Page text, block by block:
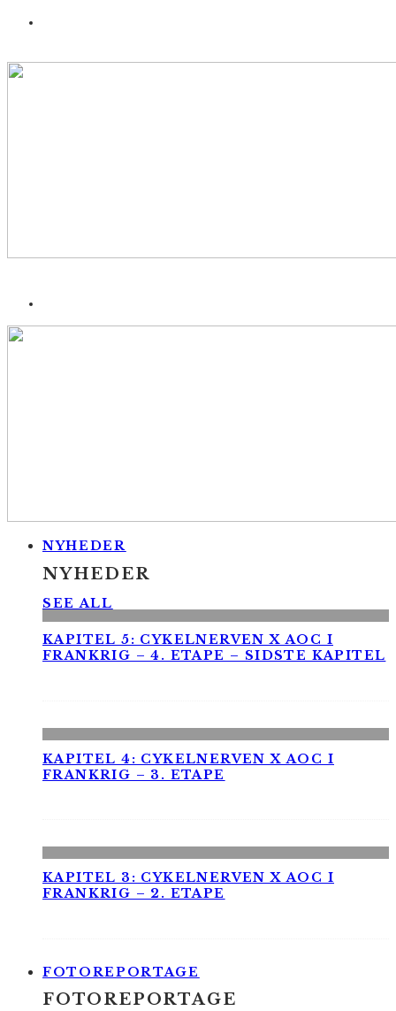
NYHEDER
NYHEDER
SEE ALL
KAPITEL 5: CYKELNERVEN X AOC I
FRANKRIG – 4. ETAPE – SIDSTE KAPITEL
KAPITEL 4: CYKELNERVEN X AOC I
FRANKRIG – 3. ETAPE
KAPITEL 3: CYKELNERVEN X AOC I
FRANKRIG – 2. ETAPE
FOTOREPORTAGE
FOTOREPORTAGE